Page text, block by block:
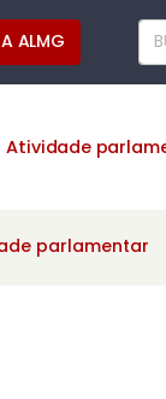
ALMG
Atividade
parlamentar